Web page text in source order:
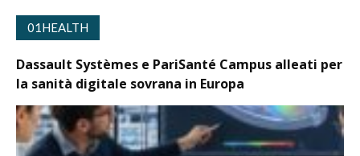
01HEALTH
Dassault Systèmes e PariSanté Campus alleati per
la sanità digitale sovrana in Europa